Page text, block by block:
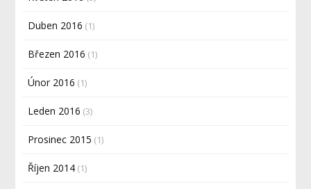
Duben 2016 (1)
Březen 2016 (1)
Únor 2016 (1)
Leden 2016 (3)
Prosinec 2015 (1)
Říjen 2014 (1)